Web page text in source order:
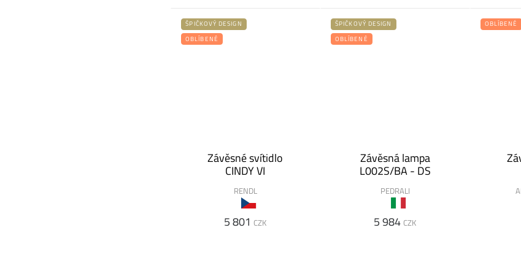
ŠPIČKOVÝ DESIGN
OBLÍBENÉ
Závěsné svítidlo
CINDY VI
RENDL
5 801 CZK
ŠPIČKOVÝ DESIGN
OBLÍBENÉ
Závěsná lampa
L002S/BA - DS
PEDRALI
5 984 CZK
OBLÍBENÉ